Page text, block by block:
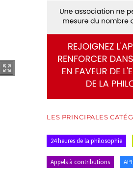
LES PRINCIPALES
24 heures de la philosophie
Appels à contributions